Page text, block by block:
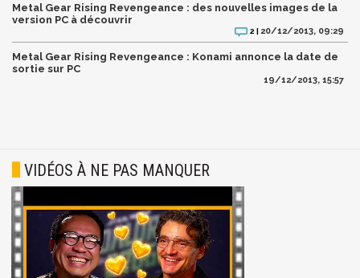
Metal Gear Rising Revengeance : des nouvelles images de la
version PC à découvrir
2 | 20/12/2013, 09:29
Metal Gear Rising Revengeance : Konami annonce la date de
sortie sur PC
19/12/2013, 15:57
VIDÉOS À NE PAS MANQUER